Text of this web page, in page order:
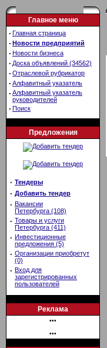
Главное меню
· Главная страница
· Новости предприятий
· Новости бизнеса
· Доска объявлений (34562)
· Отраслевой рубрикатор
· Алфавитный указатель
· Алфавитный указатель
руководителей
· Поиск
Предложения
· Тендеры
· Добавить тендер
· Вакансии
Петербурга (108)
· Товары и услуги
Петербурга (411)
· Инвестиционные
предложения (5)
· Организации приобретут
(0)
· Вход для
зарегистрированных
пользователей
Реклама
•••
•••